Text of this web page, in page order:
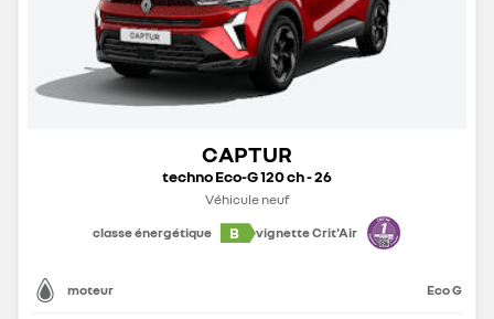
CAPTUR
techno Eco-G 120 ch - 26
Véhicule neuf
classe énergétique
B vignette Crit'Air
moteur Eco G